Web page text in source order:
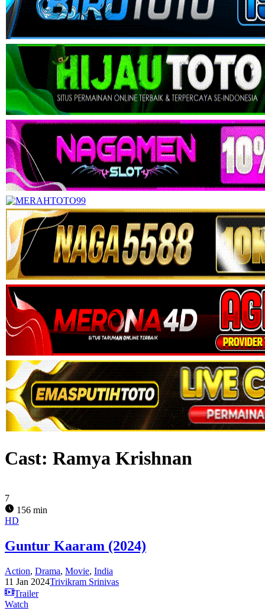
Cast: Ramya Krishnan
7
156 min
HD
Guntur Kaaram (2024)
Action, Drama, Movie, India
11 Jan 2024Trivikram Srinivas
Trailer
Watch